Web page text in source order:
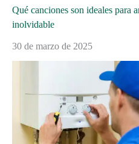
Qué canciones son ideales para
inolvidable
30 de marzo de 2025